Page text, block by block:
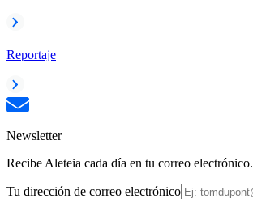
Reportaje
Newsletter
Recibe Aleteia cada día en tu correo electrónico.
Tu dirección de correo electrónico